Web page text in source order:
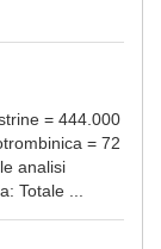
= 444.000
= 72
analisi
Totale ...